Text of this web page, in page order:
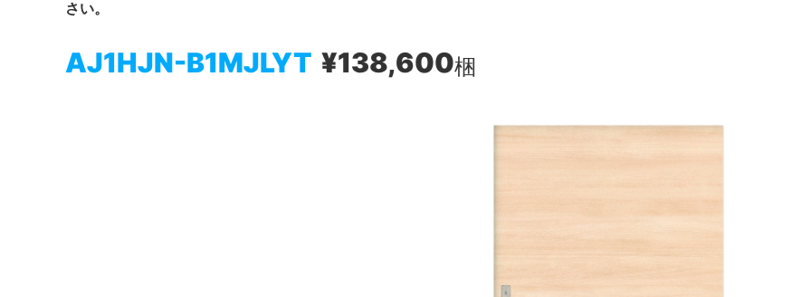
さい。
AJ1HJN-B1MJLYT ¥138,600梱